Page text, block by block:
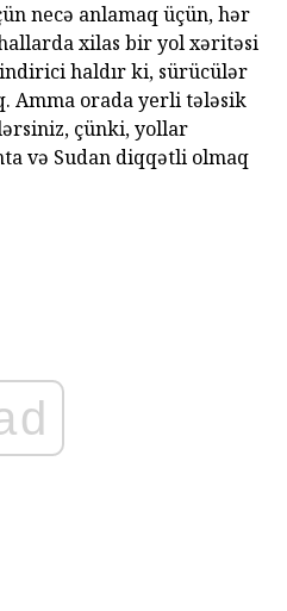
necə anlamaq üçün, hər
xilas bir yol xəritəsi
haldır ki, sürücülər
Amma orada yerli tələsik
çünki, yollar
və Sudan diqqətli olmaq